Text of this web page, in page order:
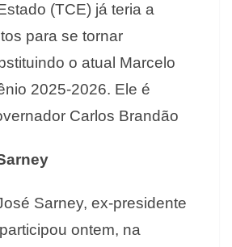
(TCE) já teria a
para se tornar
o atual Marcelo
2025-2026. Ele é
Carlos Brandão
Sarney, ex-presidente
ontem, na